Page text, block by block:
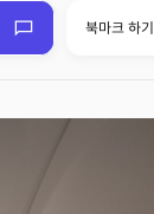
북마크 하기